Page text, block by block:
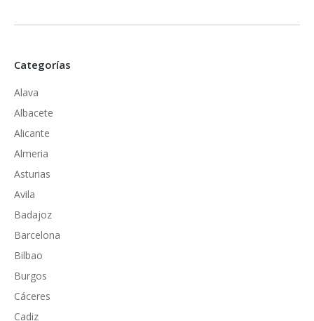
Categorías
Alava
Albacete
Alicante
Almeria
Asturias
Avila
Badajoz
Barcelona
Bilbao
Burgos
Cáceres
Cadiz